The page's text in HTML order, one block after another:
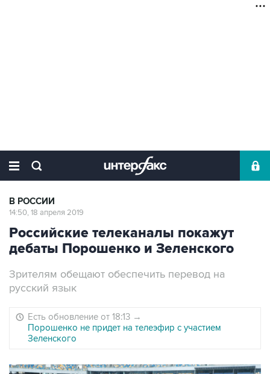
В РОССИИ
14:50, 18 апреля 2019
Российские телеканалы покажут
дебаты Порошенко и Зеленского
Зрителям обещают обеспечить перевод на
русский язык
Есть обновление от 18:13 →
Порошенко не придет на телеэфир с участием
Зеленского